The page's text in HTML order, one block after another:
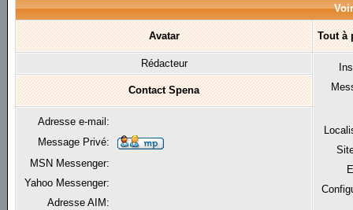
Avatar Tout à
Rédacteur
Contact Spena
Adresse e-mail:
Message Privé:
MSN Messenger:
Yahoo Messenger:
Adresse AIM: